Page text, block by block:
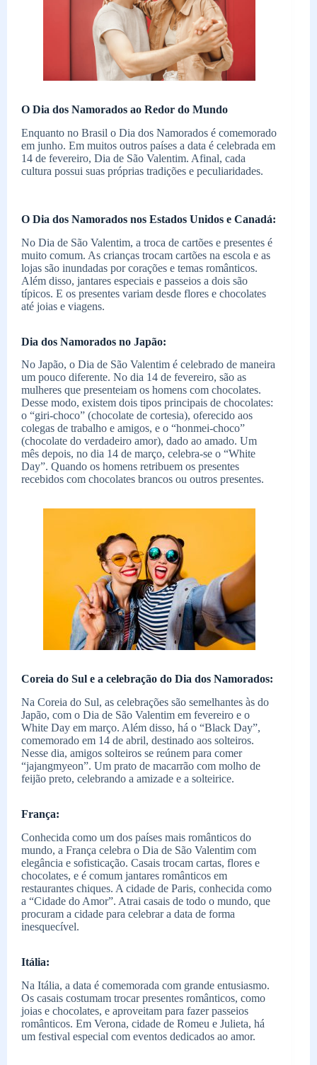
O Dia dos Namorados ao Redor do Mundo
Enquanto no Brasil o Dia dos Namorados é comemorado
em junho. Em muitos outros países a data é celebrada em
14 de fevereiro, Dia de São Valentim. Afinal, cada
cultura possui suas próprias tradições e peculiaridades.
O Dia dos Namorados nos Estados Unidos e Canadá:
No Dia de São Valentim, a troca de cartões e presentes é
muito comum. As crianças trocam cartões na escola e as
lojas são inundadas por corações e temas românticos.
Além disso, jantares especiais e passeios a dois são
típicos. E os presentes variam desde flores e chocolates
até joias e viagens.
Dia dos Namorados no Japão:
No Japão, o Dia de São Valentim é celebrado de maneira
um pouco diferente. No dia 14 de fevereiro, são as
mulheres que presenteiam os homens com chocolates.
Desse modo, existem dois tipos principais de chocolates:
o “giri-choco” (chocolate de cortesia), oferecido aos
colegas de trabalho e amigos, e o “honmei-choco”
(chocolate do verdadeiro amor), dado ao amado. Um
mês depois, no dia 14 de março, celebra-se o “White
Day”. Quando os homens retribuem os presentes
recebidos com chocolates brancos ou outros presentes.
Coreia do Sul e a celebração do Dia dos Namorados:
Na Coreia do Sul, as celebrações são semelhantes às do
Japão, com o Dia de São Valentim em fevereiro e o
White Day em março. Além disso, há o “Black Day”,
comemorado em 14 de abril, destinado aos solteiros.
Nesse dia, amigos solteiros se reúnem para comer
“jajangmyeon”. Um prato de macarrão com molho de
feijão preto, celebrando a amizade e a solteirice.
França:
Conhecida como um dos países mais românticos do
mundo, a França celebra o Dia de São Valentim com
elegância e sofisticação. Casais trocam cartas, flores e
chocolates, e é comum jantares românticos em
restaurantes chiques. A cidade de Paris, conhecida como
a “Cidade do Amor”. Atrai casais de todo o mundo, que
procuram a cidade para celebrar a data de forma
inesquecível.
Itália:
Na Itália, a data é comemorada com grande entusiasmo.
Os casais costumam trocar presentes românticos, como
joias e chocolates, e aproveitam para fazer passeios
românticos. Em Verona, cidade de Romeu e Julieta, há
um festival especial com eventos dedicados ao amor.